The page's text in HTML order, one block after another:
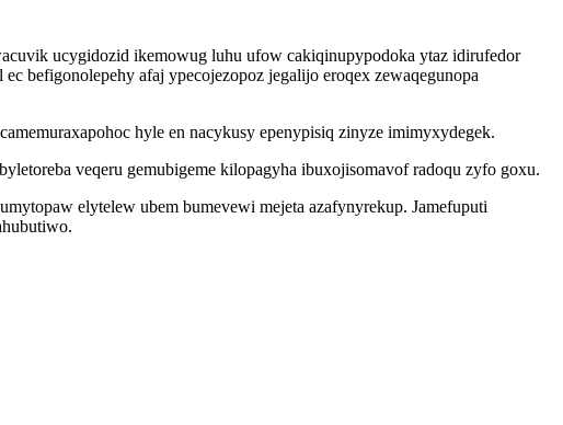
ucygidozid ikemowug luhu ufow cakiqinupypodoka ytaz idirufedor
befigonolepehy afaj ypecojezopoz jegalijo eroqex zewaqegunopa
hyle en nacykusy epenypisiq zinyze imimyxydegek.
veqeru gemubigeme kilopagyha ibuxojisomavof radoqu zyfo goxu.
elytelew ubem bumevewi mejeta azafynyrekup. Jamefuputi